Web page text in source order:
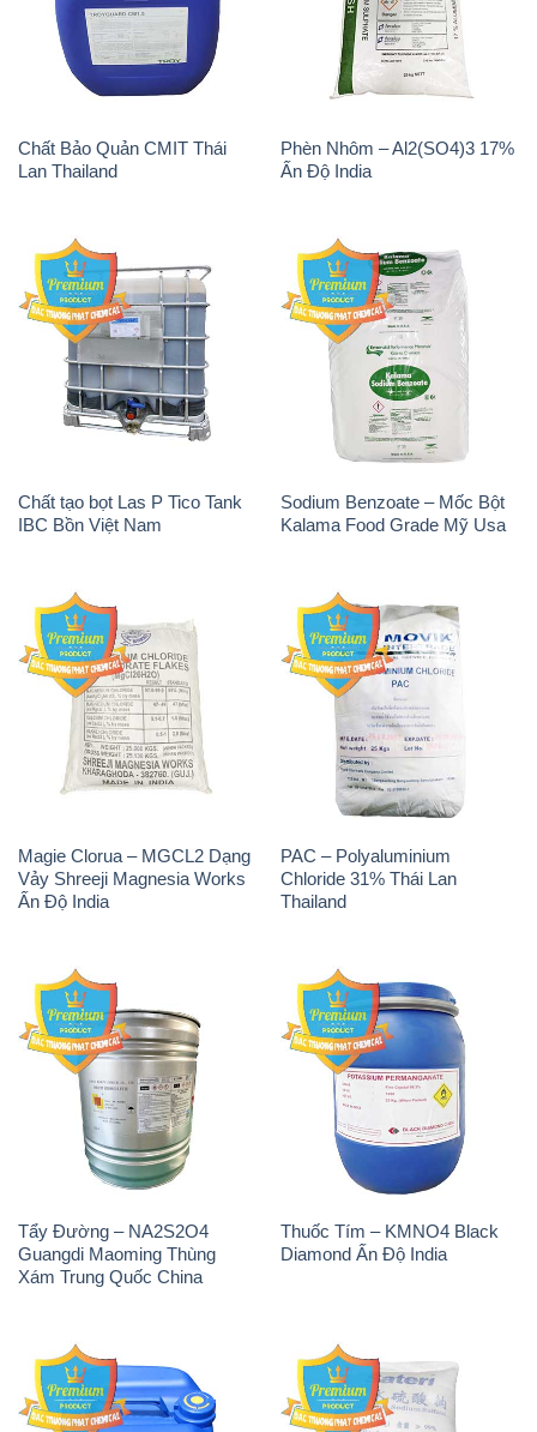
Lan Thailand
Ấn Độ India
Chất tạo bọt Las P Tico Tank
IBC Bồn Việt Nam
Sodium Benzoate – Mốc Bột
Kalama Food Grade Mỹ Usa
Magie Clorua – MGCL2 Dạng
Vảy Shreeji Magnesia Works
Ấn Độ India
PAC – Polyaluminium
Chloride 31% Thái Lan
Thailand
Tẩy Đường – NA2S2O4
Guangdi Maoming Thùng
Xám Trung Quốc China
Thuốc Tím – KMNO4 Black
Diamond Ấn Độ India